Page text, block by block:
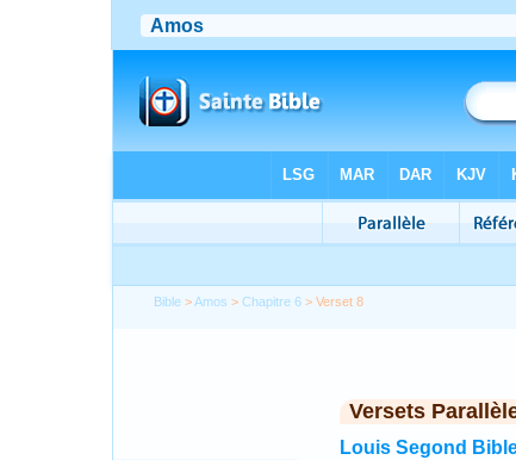
Bible >Amos >Chapitre 6 > Verset 8
Versets
Louis Segond